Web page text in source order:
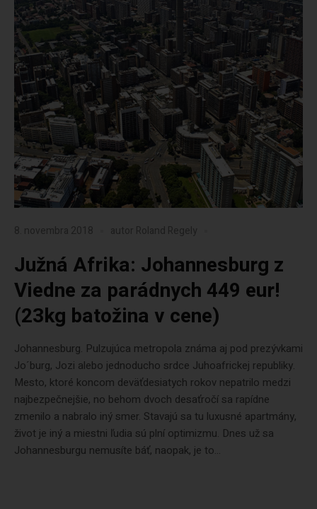
8. novembra 2018 autor Roland Regely
Južná Afrika: Johannesburg z
Viedne za parádnych 449 eur!
(23kg batožina v cene)
Johannesburg. Pulzujúca metropola známa aj pod prezývkami
Jo´burg, Jozi alebo jednoducho srdce Juhoafrickej republiky.
Mesto, ktoré koncom deväťdesiatych rokov nepatrilo medzi
najbezpečnejšie, no behom dvoch desaťročí sa rapídne
zmenilo a nabralo iný smer. Stavajú sa tu luxusné apartmány,
život je iný a miestni ľudia sú plní optimizmu. Dnes už sa
Johannesburgu nemusíte báť, naopak, je to...